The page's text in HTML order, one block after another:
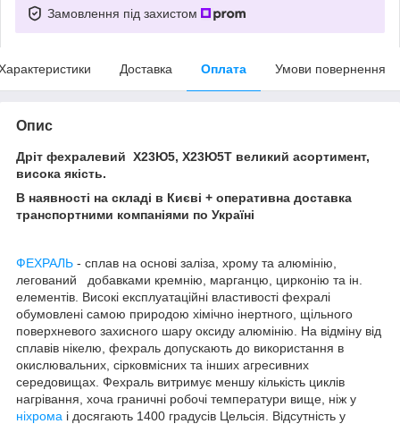
Замовлення під захистом
Доставка Оплата Умови повернення
Опис
Дріт фехралевий Х23Ю5, Х23Ю5Т великий асортимент,
висока якість.
В наявності на складі в Києві + оперативна доставка
транспортними компаніями по Україні
ФЕХРАЛЬ - сплав на основі заліза, хрому та алюмінію,
легований добавками кремнію, марганцю, цирконію та ін.
елементів. Високі експлуатаційні властивості фехралі
обумовлені самою природою хімічно інертного, щільного
поверхневого захисного шару оксиду алюмінію. На відміну від
сплавів нікелю, фехраль допускають до використання в
окислювальних, сірковмісних та інших агресивних
середовищах. Фехраль витримує меншу кількість циклів
нагрівання, хоча граничні робочі температури вище, ніж у
ніхрома і досягають 1400 градусів Цельсія. Відсутність у